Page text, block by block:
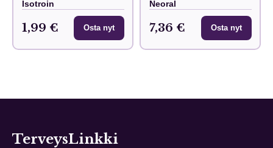
Isotroin
1,99 € Osta nyt
Neoral
7,36 € Osta nyt
TerveysLinkki